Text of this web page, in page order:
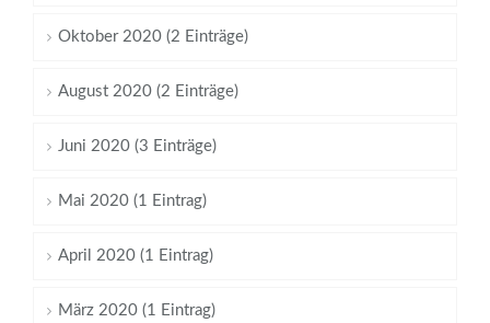
Oktober 2020 (2 Einträge)
August 2020 (2 Einträge)
Juni 2020 (3 Einträge)
Mai 2020 (1 Eintrag)
April 2020 (1 Eintrag)
März 2020 (1 Eintrag)